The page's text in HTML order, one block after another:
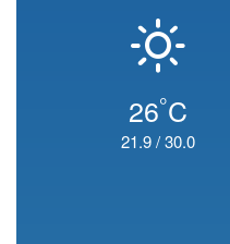
26°C
21.9/30.0